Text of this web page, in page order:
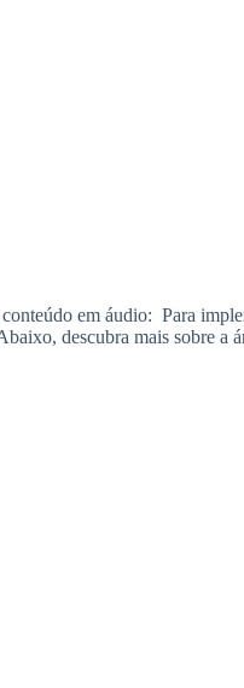
em áudio: Para
descubra mais sobre a